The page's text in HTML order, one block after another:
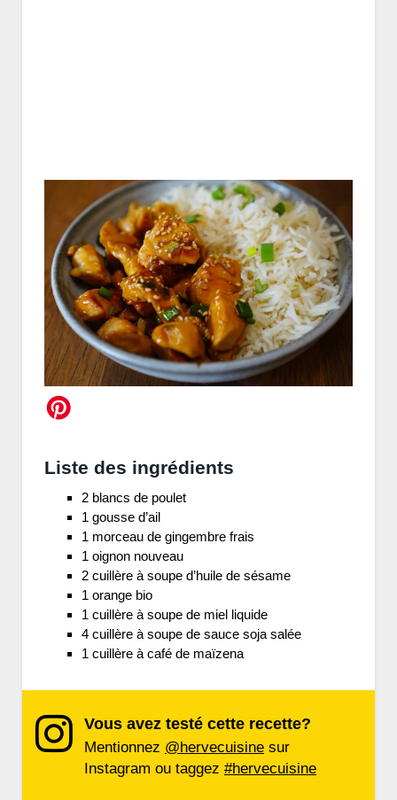
Liste des ingrédients
2 blancs de poulet
1 gousse d’ail
1 morceau de gingembre frais
1 oignon nouveau
2 cuillère à soupe d’huile de sésame
1 orange bio
1 cuillère à soupe de miel liquide
4 cuillère à soupe de sauce soja salée
1 cuillère à café de maïzena
Vous avez testé cette recette?
Mentionnez @hervecuisine sur
Instagram ou taggez #hervecuisine